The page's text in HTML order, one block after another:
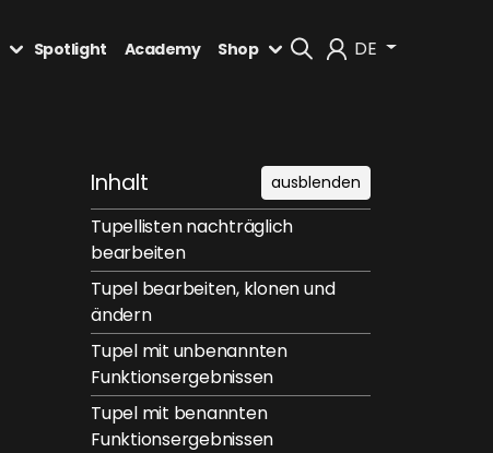
Abmelden
DE
Spotlight Academy Shop
Inhalt ausblenden
Tupellisten nachträglich
bearbeiten
Tupel bearbeiten, klonen und
ändern
Tupel mit unbenannten
Funktionsergebnissen
Tupel mit benannten
Funktionsergebnissen